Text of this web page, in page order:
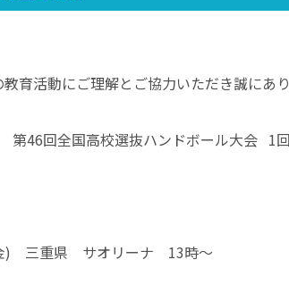
育活動にご理解とご協力いただき誠にあ
46回全国高校選抜ハンドボール大会 1回
) 三重県 サオリーナ 13時～